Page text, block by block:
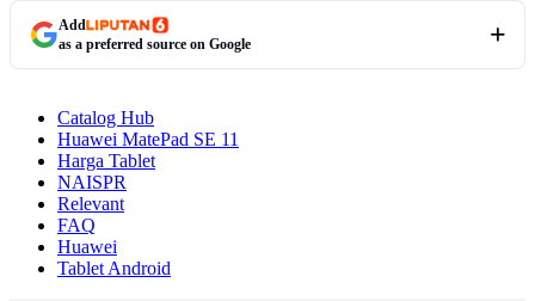
Add
as a preferred source on Google
Catalog Hub
Huawei MatePad SE 11
Harga Tablet
NAISPR
Relevant
FAQ
Huawei
Tablet Android